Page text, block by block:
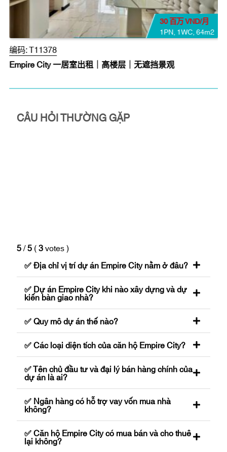
30 百万 VND/月
1PN,1WC,64m2
编码:T11378
Empire City 一居室出租｜高楼层｜无遮挡景观
CÂU HỎI THƯỜNG GẶP
5/5 (3votes)
✅ Địa chỉ vị trí dự án Empire City nằm ở đâu?
✅ Dự án Empire City khi nào xây dựng và dự
kiến bàn giao nhà?
✅ Quy mô dự án thế nào?
✅ Các loại diện tích của căn hộ Empire City?
✅ Tên chủ đầu tư và đại lý bán hàng chính của
dự án là ai?
✅ Ngân hàng có hỗ trợ vay vốn mua nhà
không?
✅ Căn hộ Empire City có mua bán và cho thuê
lại không?